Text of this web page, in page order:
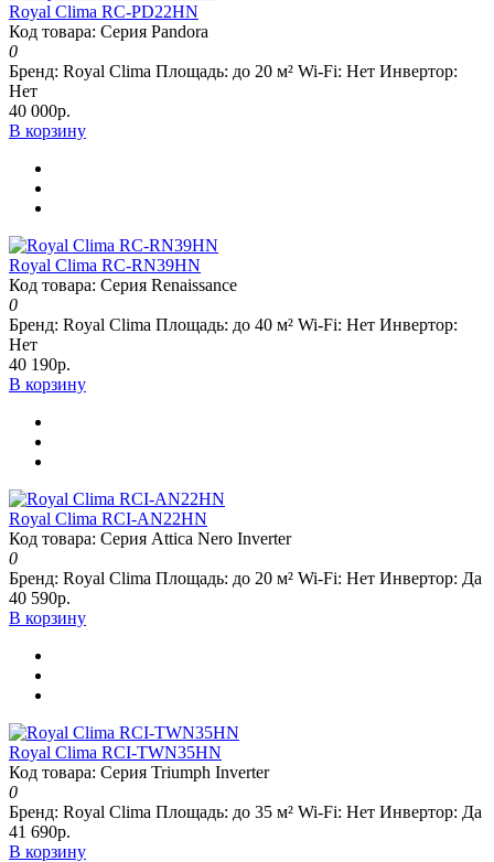
Royal Clima RC-PD22HN
Код товара: Серия Pandora
0
Бренд: Royal Clima Площадь: до 20 м² Wi-Fi: Нет Инвертор:
Нет
40 000р.
В корзину
Royal Clima RC-RN39HN
Код товара: Серия Renaissance
0
Бренд: Royal Clima Площадь: до 40 м² Wi-Fi: Нет Инвертор:
Нет
40 190р.
В корзину
Royal Clima RCI-AN22HN
Код товара: Серия Attica Nero Inverter
0
Бренд: Royal Clima Площадь: до 20 м² Wi-Fi: Нет Инвертор: Да
40 590р.
В корзину
Royal Clima RCI-TWN35HN
Код товара: Серия Triumph Inverter
0
Бренд: Royal Clima Площадь: до 35 м² Wi-Fi: Нет Инвертор: Да
41 690р.
В корзину